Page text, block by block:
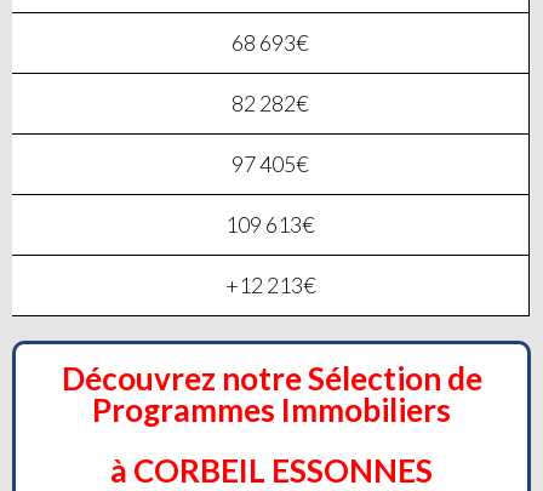
68 693€
82 282€
97 405€
109 613€
+12 213€
Découvrez notre Sélection de
Programmes Immobiliers
à CORBEIL ESSONNES